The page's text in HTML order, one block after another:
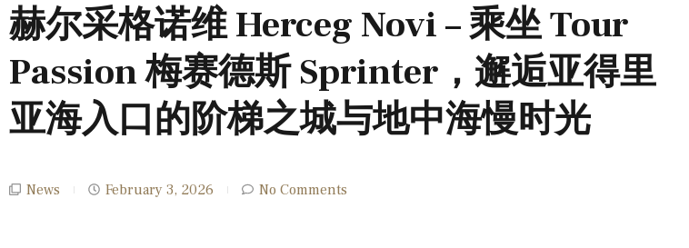
赫尔采格诺维 Herceg Novi – 乘坐 Tour
Passion 梅赛德斯 Sprinter，邂逅亚得里
亚海入口的阶梯之城与地中海慢时光
News February 3, 2026 No Comments